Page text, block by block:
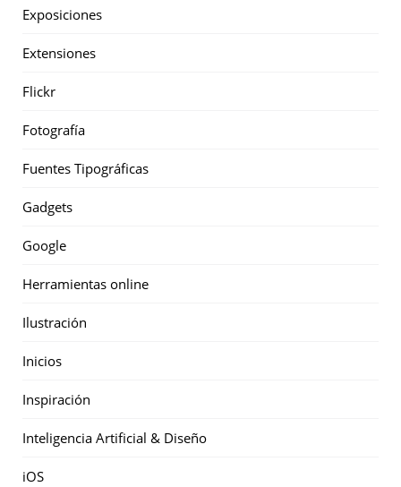
Exposiciones
Extensiones
Flickr
Fotografía
Fuentes Tipográficas
Gadgets
Google
Herramientas online
Ilustración
Inicios
Inspiración
Inteligencia Artificial & Diseño
iOS